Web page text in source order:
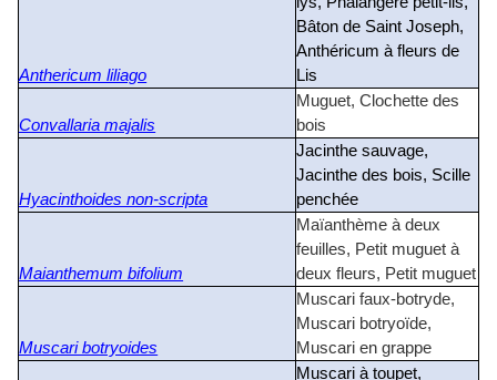
Anthericum liliago
Bâton de Saint Joseph,
Anthéricum à fleurs de
Lis
Convallaria majalis
Muguet, Clochette des
bois
Hyacinthoides non-scripta
Jacinthe sauvage,
Jacinthe des bois, Scille
penchée
Maianthemum bifolium
Maïanthème à deux
feuilles, Petit muguet à
deux fleurs, Petit muguet
Muscari botryoides
Muscari faux-botryde,
Muscari botryoïde,
Muscari en grappe
Muscari à toupet,